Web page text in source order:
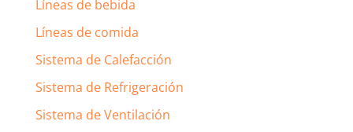
Líneas de bebida
Líneas de comida
Sistema de Calefacción
Sistema de Refrigeración
Sistema de Ventilación